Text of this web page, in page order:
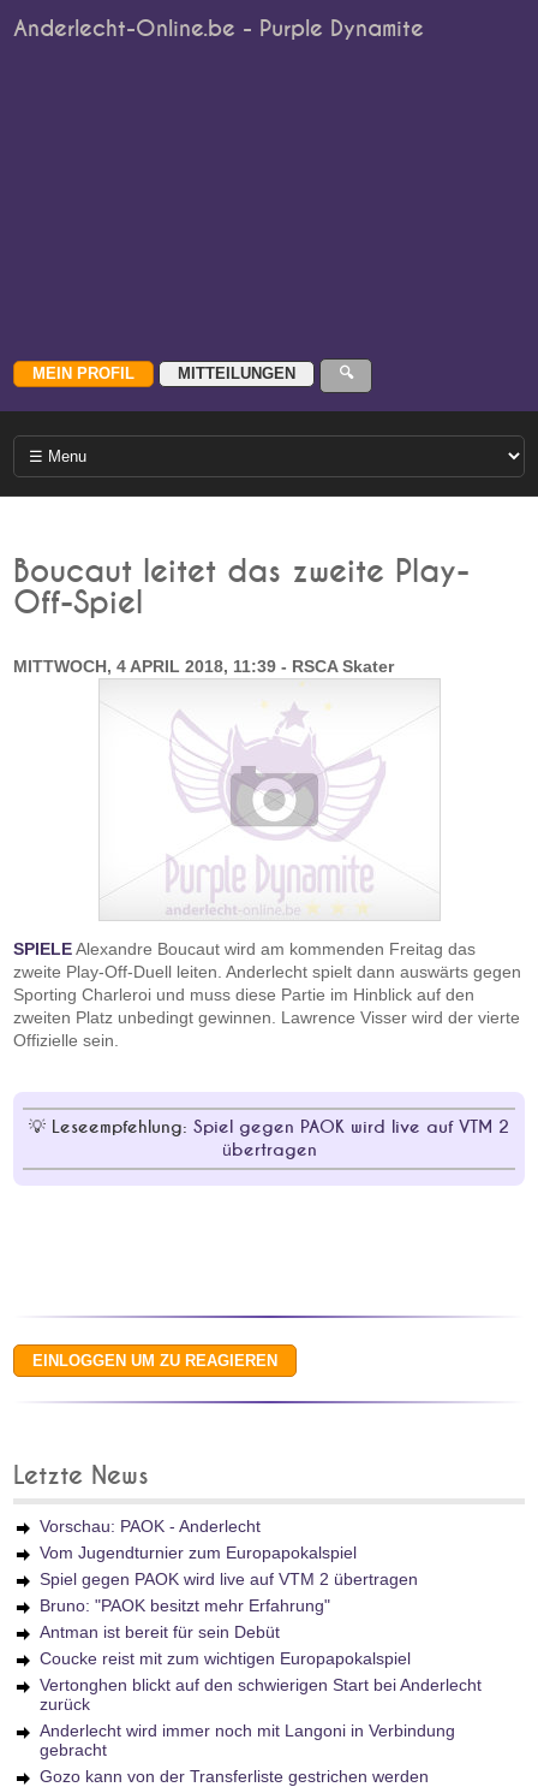
Anderlecht-Online.be - Purple Dynamite
Boucaut leitet das zweite Play-
Off-Spiel
MITTWOCH, 4 APRIL 2018, 11:39 - RSCA Skater
SPIELEAlexandre Boucaut wird am kommenden Freitag das
zweite Play-Off-Duell leiten. Anderlecht spielt dann auswärts gegen
Sporting Charleroi und muss diese Partie im Hinblick auf den
zweiten Platz unbedingt gewinnen. Lawrence Visser wird der vierte
Offizielle sein.
Leseempfehlung: Spiel gegen PAOK wird live auf VTM 2
übertragen
Letzte News
Vorschau: PAOK - Anderlecht
Vom Jugendturnier zum Europapokalspiel
Spiel gegen PAOK wird live auf VTM 2 übertragen
Bruno: "PAOK besitzt mehr Erfahrung"
Antman ist bereit für sein Debüt
Coucke reist mit zum wichtigen Europapokalspiel
Vertonghen blickt auf den schwierigen Start bei Anderlecht
zurück
Anderlecht wird immer noch mit Langoni in Verbindung
gebracht
Gozo kann von der Transferliste gestrichen werden